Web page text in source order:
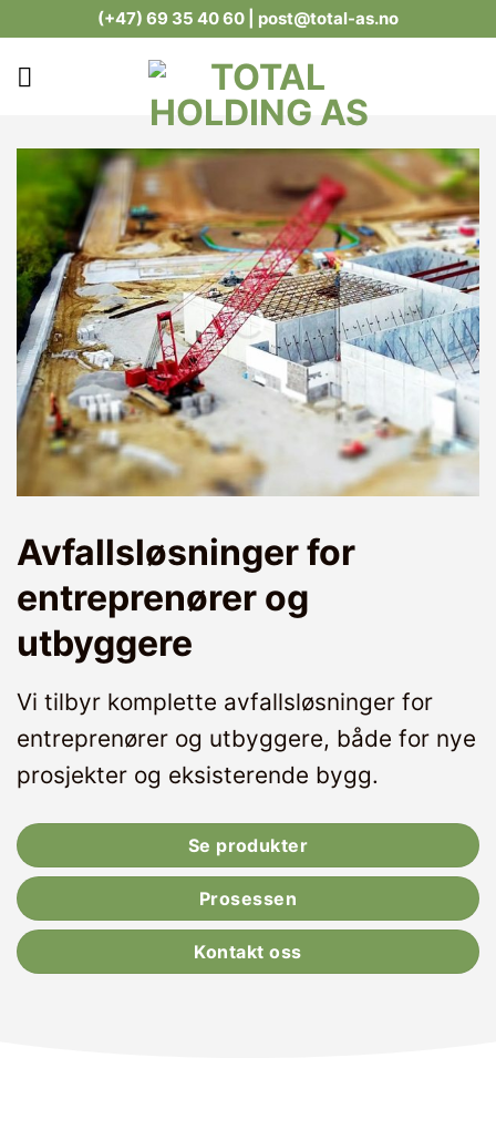
to
content
(+47) 69 35 40 60 | post@total-as.no
Avfallsløsninger for
entreprenører og
utbyggere
Vi tilbyr komplette avfallsløsninger for
entreprenører og utbyggere, både for nye
prosjekter og eksisterende bygg.
Se produkter
Prosessen
Kontakt oss